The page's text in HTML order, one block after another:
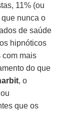
11% (ou
nunca o
de saúde
hipnóticos
com mais
do que
, o
que os